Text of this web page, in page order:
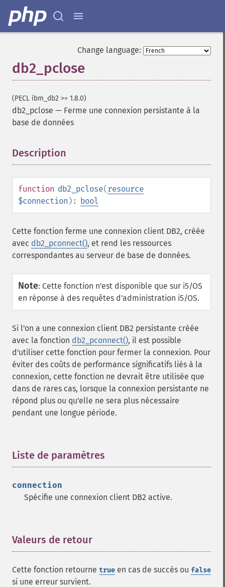
Change language:
db2_pclose
(PECL ibm_db2 >= 1.8.0)
db2_pclose — Ferme une connexion persistante à la
base de données
Description
function db2_pclose(resource
$connection ): bool
Cette fonction ferme une connexion client DB2, créée
avec db2_pconnect(), et rend les ressources
correspondantes au serveur de base de données.
Note: Cette fonction n'est disponible que sur i5/OS
en réponse à des requêtes d'administration i5/OS.
Si l'on a une connexion client DB2 persistante créée
avec la fonction db2_pconnect(), il est possible
d'utiliser cette fonction pour fermer la connexion. Pour
éviter des coûts de performance significatifs liés à la
connexion, cette fonction ne devrait être utilisée que
dans de rares cas, lorsque la connexion persistante ne
répond plus ou qu'elle ne sera plus nécessaire
pendant une longue période.
Liste de paramètres
connection
Spécifie une connexion client DB2 active.
Valeurs de retour
Cette fonction retourne true en cas de succès ou false
si une erreur survient.